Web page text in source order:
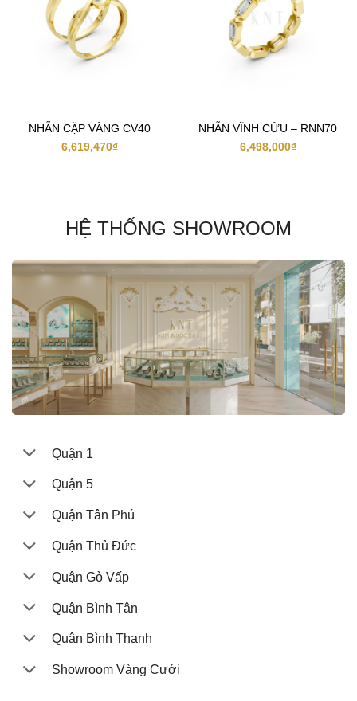
NHẪN CẶP VÀNG CV40
6,619,470₫
NHẪN VĨNH CỬU – RNN70
6,498,000₫
HỆ THỐNG SHOWROOM
Quận 1
Quận 5
Quận Tân Phú
Quận Thủ Đức
Quận Gò Vấp
Quận Bình Tân
Quận Bình Thạnh
Showroom Vàng Cưới